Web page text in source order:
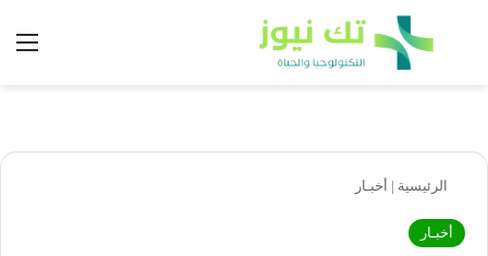
بحث عن
الرئيسية | أخبـار
أخبـار